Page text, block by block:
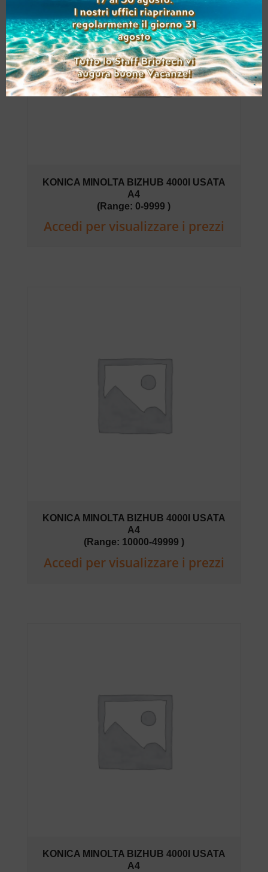
KONICA MINOLTA BIZHUB 4000I USATA
A4
(Range: 0-9999 )
Accedi per visualizzare i prezzi
KONICA MINOLTA BIZHUB 4000I USATA
A4
(Range: 10000-49999 )
Accedi per visualizzare i prezzi
KONICA MINOLTA BIZHUB 4000I USATA
A4